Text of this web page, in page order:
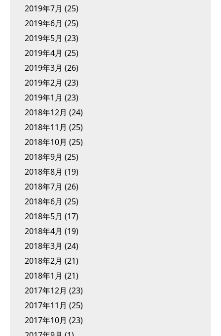
2019年7月 (25)
2019年6月 (25)
2019年5月 (23)
2019年4月 (25)
2019年3月 (26)
2019年2月 (23)
2019年1月 (23)
2018年12月 (24)
2018年11月 (25)
2018年10月 (25)
2018年9月 (25)
2018年8月 (19)
2018年7月 (26)
2018年6月 (25)
2018年5月 (17)
2018年4月 (19)
2018年3月 (24)
2018年2月 (21)
2018年1月 (21)
2017年12月 (23)
2017年11月 (25)
2017年10月 (23)